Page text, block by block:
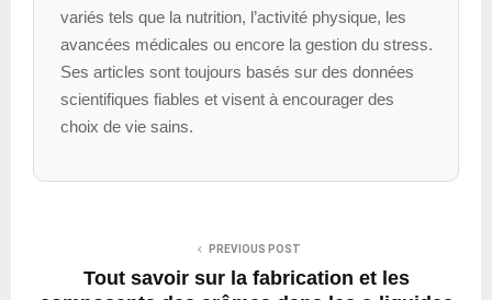
variés tels que la nutrition, l’activité physique, les
avancées médicales ou encore la gestion du stress.
Ses articles sont toujours basés sur des données
scientifiques fiables et visent à encourager des
choix de vie sains.
PREVIOUS POST
Tout savoir sur la fabrication et les